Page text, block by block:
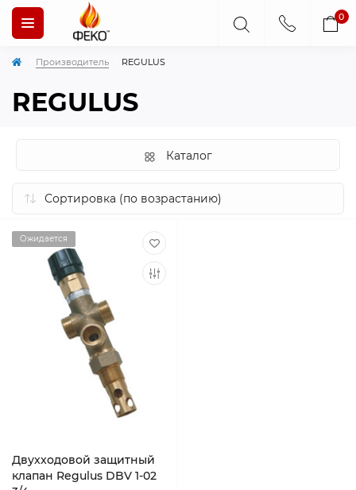
0
Производитель REGULUS
REGULUS
Каталог
Ожидается
Двуxxодовой защитный
клапан Regulus DBV 1-02